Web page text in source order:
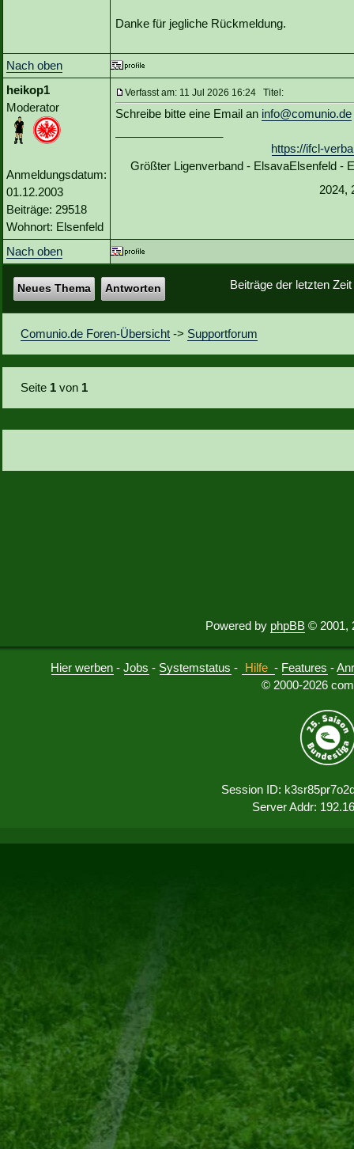
Danke für jegliche Rückmeldung.
Nach oben
heikop1
Moderator
Anmeldungsdatum:
01.12.2003
Beiträge: 29518
Wohnort: Elsenfeld
Verfasst am: 11 Jul 2026 16:24 Titel:
Schreibe bitte eine Email an info@comunio.de
https://ifcl-
Größter Ligenverband - ElsavaElsenfeld -
2024,
Nach oben
Beiträge der letzten
Neues Thema Antworten
Comunio.de Foren-Übersicht -> Supportforum
Seite 1 von 1
Powered by phpBB © 2001,
Hier werben -Jobs - Systemstatus - Hilfe - Features -
© 2000-2026
Session ID:
Server Addr: